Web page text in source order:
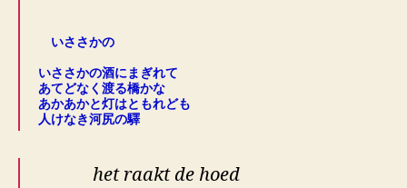
いささかの
いささかの酒にまぎれて
あてどなく渡る橋かな
あかあかと灯はともれども
人けなき河尻の驛
het raakt de hoed